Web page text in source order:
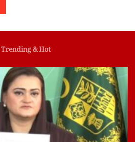
Trending & Hot